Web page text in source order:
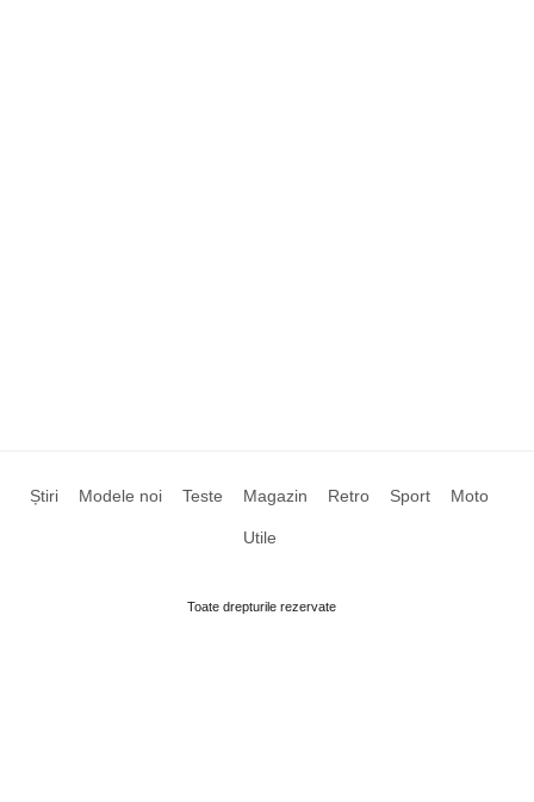
Știri Modele noi Teste Magazin Retro Sport Moto
Utile
Toate drepturile rezervate